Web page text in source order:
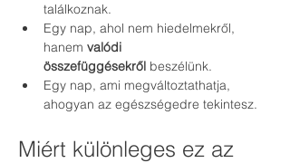
találkoznak.
Egy nap, ahol nem hiedelmekről,
hanem valódi
összefüggésekről beszélünk.
Egy nap, ami megváltoztathatja,
ahogyan az egészségedre tekintesz.
Miért különleges ez az